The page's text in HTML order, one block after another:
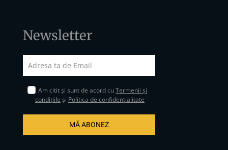
Newsletter
Am citit și sunt de acord cuTermenii și
condițiile și Politica de confidențialitate
MĂ ABONEZ